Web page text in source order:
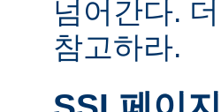
넘어간다.
참고하라.